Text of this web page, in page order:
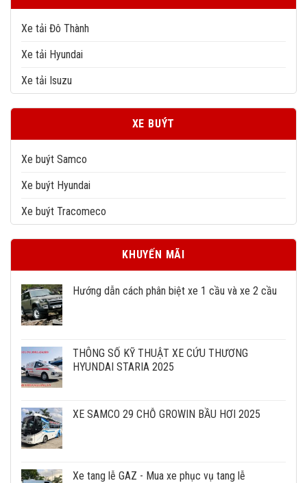
Xe tải Đô Thành
Xe tải Hyundai
Xe tải Isuzu
XE BUÝT
Xe buýt Samco
Xe buýt Hyundai
Xe buýt Tracomeco
KHUYẾN MÃI
Hướng dẫn cách phân biệt xe 1 cầu và xe 2 cầu
THÔNG SỐ KỸ THUẬT XE CỨU THƯƠNG
HYUNDAI STARIA 2025
XE SAMCO 29 CHỖ GROWIN BẦU HƠI 2025
Xe tang lễ GAZ - Mua xe phục vụ tang lễ